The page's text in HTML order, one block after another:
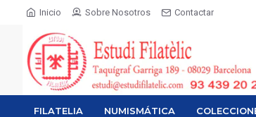
Inicio Sobre Nosotros Contactar
FILATELIA NUMISMÁTICA